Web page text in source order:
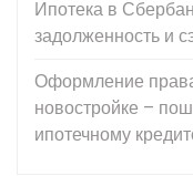
Ипотека в
задолженность и
Оформление
новостройке –
ипотечному